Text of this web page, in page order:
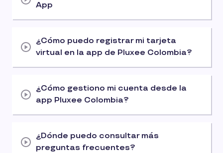
App
¿Cómo puedo registrar mi tarjeta
virtual en la app de Pluxee Colombia?
¿Cómo gestiono mi cuenta desde la
app Pluxee Colombia?
¿Dónde puedo consultar más
preguntas frecuentes?